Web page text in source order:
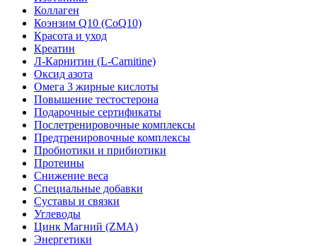
Коллаген
Коэнзим Q10 (CoQ10)
Красота и уход
Креатин
Л-Карнитин (L-Сarnitine)
Оксид азота
Омега 3 жирные кислоты
Повышение тестостерона
Подарочные сертификаты
Послетренировочные комплексы
Предтренировочные комплексы
Пробиотики и прибиотики
Протеины
Снижение веса
Специальные добавки
Суставы и связки
Углеводы
Цинк Магний (ZMA)
Энергетики